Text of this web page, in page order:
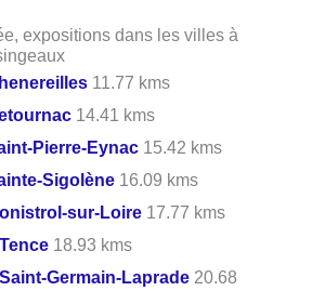
expositions dans les villes à
11.77 kms
14.41 kms
Pierre-Eynac 15.42 kms
Sigolène 16.09 kms
sur-Loire 17.77 kms
Tence 18.93 kms
Saint-Germain-Laprade 20.68